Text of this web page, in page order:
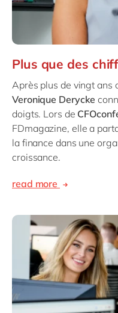
Plus que des
Après plus de vingt ans
Veronique Derycke
doigts. Lors de
FDmagazine, elle a
la finance dans une
croissance.
read more